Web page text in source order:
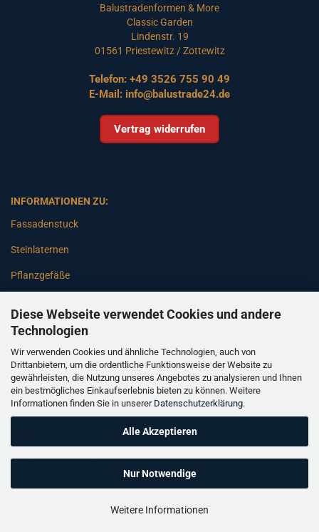
Diese Webseite verwendet Cookies und andere
Technologien
Wir verwenden Cookies und ähnliche Technologien, auch von
Drittanbietern, um die ordentliche Funktionsweise der Website zu
gewährleisten, die Nutzung unseres Angebotes zu analysieren und Ihnen
ein bestmögliches Einkaufserlebnis bieten zu können. Weitere
Informationen finden Sie in unserer Datenschutzerklärung.
Alle Akzeptieren
Nur Notwendige
Weitere Informationen
Balustradenformen & More
Classic Garden
Lindenstr. 19
01561 Priestewitz / Zottewitz
Telefon: +49 3526 755 90 49
E-Mail: info@balustrade24.de
Vertrag widerrufen
INFORMATIONEN ZU:
Fassadenstuck
Steinlaternen
Pflanzgefäße
Gartenbänke
Pfeiler
Gartenbrunnen
Gartenfiguren